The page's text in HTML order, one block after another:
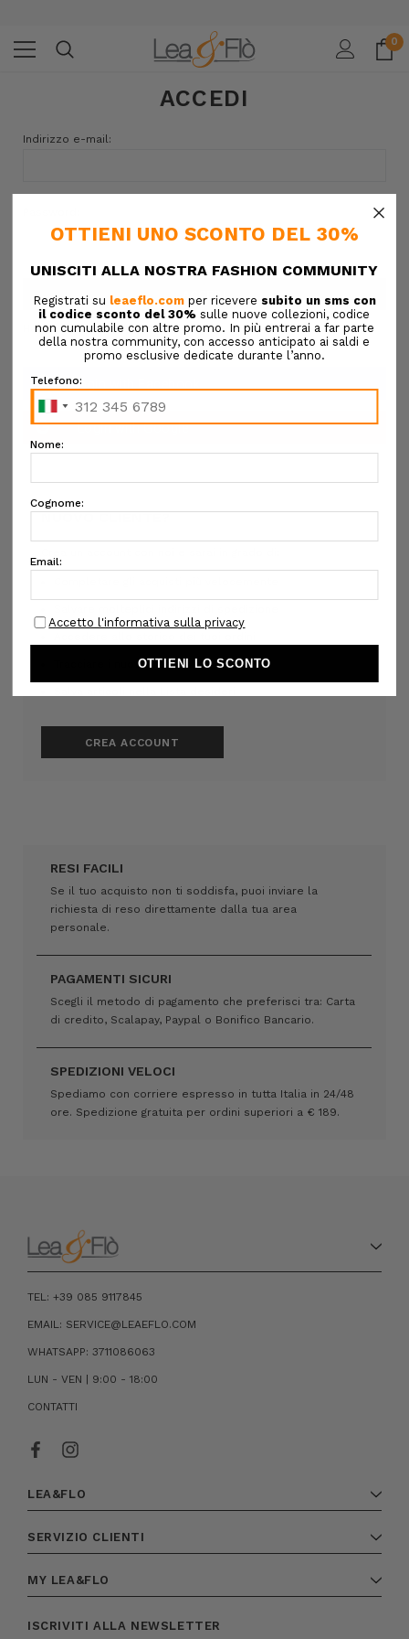
0
ACCEDI
Indirizzo e-mail:
Hai dimenticato la password?
NUOVO CLIENTE?
Tracciare i nuovi ordini
CREA ACCOUNT
RESI FACILI
Se il tuo acquisto non ti soddisfa, puoi inviare la
richiesta di reso direttamente dalla tua area
personale.
PAGAMENTI SICURI
Scegli il metodo di pagamento che preferisci tra: Carta
di credito, Scalapay, Paypal o Bonifico Bancario.
SPEDIZIONI VELOCI
Spediamo con corriere espresso in tutta Italia in 24/48
ore. Spedizione gratuita per ordini superiori a € 189.
TEL: +39 085 9117845
EMAIL: SERVICE@LEAEFLO.COM
WHATSAPP: 3711086063
LUN - VEN | 9:00 - 18:00
CONTATTI
LEA&FLO
SERVIZIO CLIENTI
MY LEA&FLO
ISCRIVITI ALLA NEWSLETTER
×